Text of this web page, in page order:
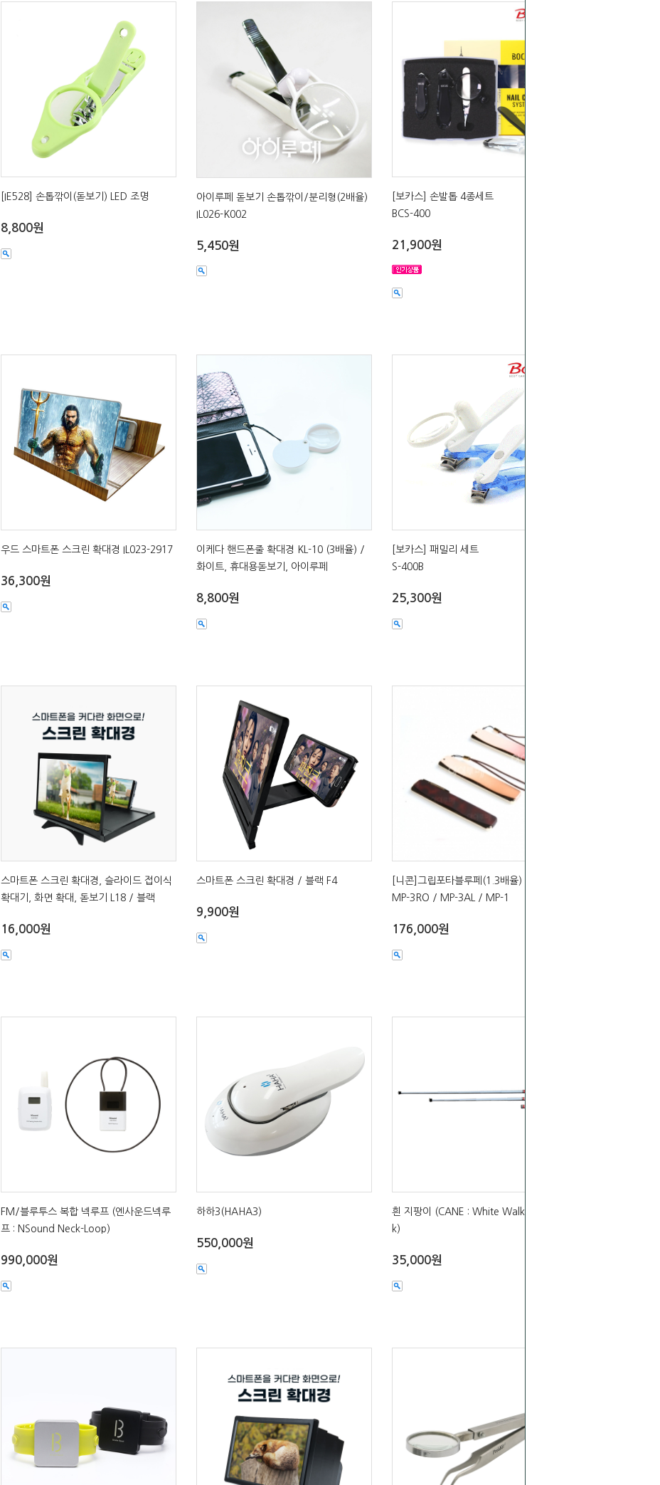
[IE528] 손톱깎이(돋보기) LED 조명
8,800원
아이루페 돋보기 손톱깎이/분리형(2배율)
IL026-K002
5,450원
[보카스] 손발톱 4종세트
BCS-400
21,900원
우드 스마트폰 스크린 확대경 IL023-2917
36,300원
이케다 핸드폰줄 확대경 KL-10 (3배율) /
화이트, 휴대용돋보기, 아이루페
8,800원
[보카스] 패밀리 세트
S-400B
25,300원
스마트폰 스크린 확대경, 슬라이드 접이식
확대기, 화면 확대, 돋보기 L18 / 블랙
16,000원
스마트폰 스크린 확대경 / 블랙 F4
9,900원
[니콘]그립포타블루페(1.3배율)
MP-3RO / MP-3AL / MP-1
176,000원
FM/블루투스 복합 넥루프 (엔사운드넥루
프 : NSound Neck-Loop)
990,000원
하하3(HAHA3)
550,000원
흰 지팡이 (CANE : White Walking Stic
k)
35,000원